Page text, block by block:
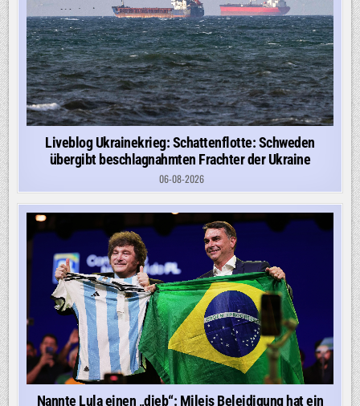
Liveblog Ukrainekrieg: Schattenflotte: Schweden
übergibt beschlagnahmten Frachter der Ukraine
06-08-2026
Nannte Lula einen „dieb“: Mileis Beleidigung hat ein